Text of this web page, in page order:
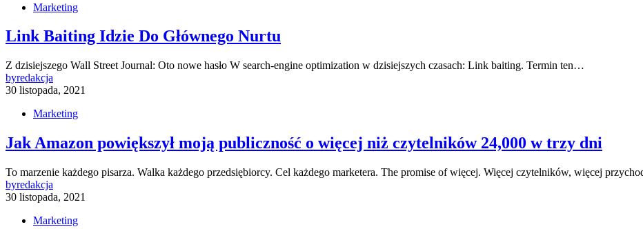
Marketing
Link Baiting Idzie Do Głównego Nurtu
Z dzisiejszego Wall Street Journal: Oto nowe hasło W search-engine optimization w dzisiejszych czasach: Link baiting. Termin ten…
byredakcja
30 listopada, 2021
Marketing
Jak Amazon powiększył moją publiczność o więcej niż czytelników 24,000 w trzy dni
To marzenie każdego pisarza. Walka każdego przedsiębiorcy. Cel każdego marketera. The promise of więcej. Więcej czytelników, więcej
byredakcja
30 listopada, 2021
Marketing